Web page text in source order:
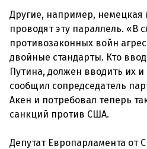
Другие, например, немецкая
проводят эту параллель. «В
противозаконных войн
двойные стандарты. Кто
Путина, должен вводить их
сообщил сопредседатель
Акен и потребовал теперь
санкций против США.
Депутат Европарламента от